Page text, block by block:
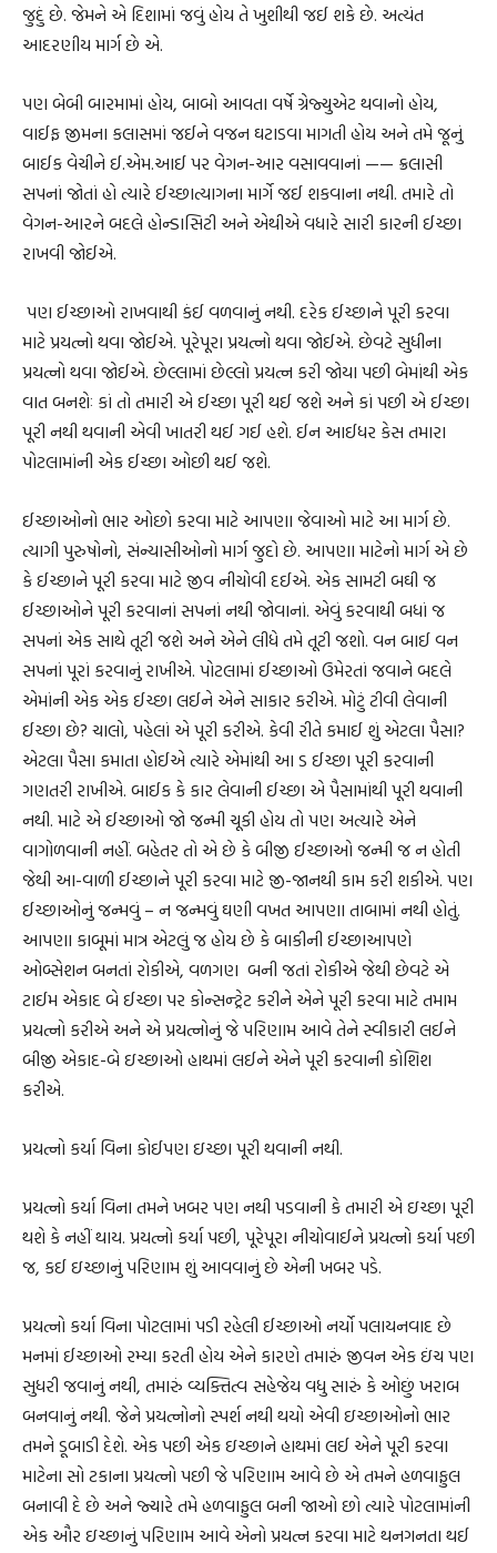
જુદું છે. જેમને એ દિશામાં જવું હોય તે ખુશીથી જઈ શકે છે. અત્યંત
આદરણીય માર્ગ છે એ.
પણ બેબી બારમામાં હોય, બાબો આવતા વર્ષે ગ્રેજ્યુએટ થવાનો હોય,
વાઈફ જીમના કલાસમાં જઈને વજન ઘટાડવા માગતી હોય અને તમે જૂનું
બાઈક વેચીને ઈ.એમ.આઈ પર વેગન-આર વસાવવાનાં —— ક્રલાસી
સપનાં જોતાં હો ત્યારે ઈચ્છાત્યાગના માર્ગે જઈ શકવાના નથી. તમારે તો
વેગન-આરને બદલે હોન્ડાસિટી અને એથીએ વધારે સારી કારની ઈચ્છા
રાખવી જોઈએ.
પણ ઈચ્છાઓ રાખવાથી કંઈ વળવાનું નથી. દરેક ઈચ્છાને પૂરી કરવા
માટે પ્રયત્નો થવા જોઈએ. પૂરેપૂરા પ્રયત્નો થવા જોઈએ. છેવટે સુધીના
પ્રયત્નો થવા જોઈએ. છેલ્લામાં છેલ્લો પ્રયત્ન કરી જોયા પછી બેમાંથી એક
વાત બનશેઃ કાં તો તમારી એ ઈચ્છા પૂરી થઈ જશે અને કાં પછી એ ઈચ્છા
પૂરી નથી થવાની એવી ખાતરી થઈ ગઈ હશે. ઈન આઈધર કેસ તમારા
પોટલામાંની એક ઈચ્છા ઓછી થઈ જશે.
ઈચ્છાઓનો ભાર ઓછો કરવા માટે આપણા જેવાઓ માટે આ માર્ગ છે.
ત્યાગી પુરુષોનો, સંન્યાસીઓનો માર્ગ જુદો છે. આપણા માટેનો માર્ગ એ છે
કે ઈચ્છાને પૂરી કરવા માટે જીવ નીચોવી દઈએ. એક સામટી બઘી જ
ઈચ્છાઓને પૂરી કરવાનાં સપનાં નથી જોવાનાં. એવું કરવાથી બધાં જ
સપનાં એક સાથે તૂટી જશે અને એને લીધે તમે તૂટી જશો. વન બાઈ વન
સપનાં પૂરાં કરવાનું રાખીએ. પોટલામાં ઈચ્છાઓ ઉમેરતાં જવાને બદલે
એમાંની એક એક ઈચ્છા લઈને એને સાકાર કરીએ. મોટું ટીવી લેવાની
ઈચ્છા છે? ચાલો, પહેલાં એ પૂરી કરીએ. કેવી રીતે કમાઈ શું એટલા પૈસા?
એટલા પૈસા કમાતા હોઈએ ત્યારે એમાંથી આ ડ ઈચ્છા પૂરી કરવાની
ગણતરી રાખીએ. બાઈક કે કાર લેવાની ઈચ્છા એ પૈસામાંથી પૂરી થવાની
નથી. માટે એ ઈચ્છાઓ જો જન્મી ચૂકી હોય તો પણ અત્યારે એને
વાગોળવાની નહીં. બહેતર તો એ છે કે બીજી ઈચ્છાઓ જન્મી જ ન હોતી
જેથી આ-વાળી ઈચ્છાને પૂરી કરવા માટે જી-જાનથી કામ કરી શકીએ. પણ
ઈચ્છાઓનું જન્મવું – ન જન્મવું ઘણી વખત આપણા તાબામાં નથી હોતું.
આપણા કાબૂમાં માત્ર એટલું જ હોય છે કે બાકીની ઈચ્છાઆપણે
ઓબ્સેશન બનતાં રોકીએ, વળગણ બની જતાં રોકીએ જેથી છેવટે એ
ટાઈમ એકાદ બે ઈચ્છા પર કોન્સન્ટ્રેટ કરીને એને પૂરી કરવા માટે તમામ
પ્રયત્નો કરીએ અને એ પ્રયત્નોનું જે પરિણામ આવે તેને સ્વીકારી લઈને
બીજી એકાદ-બે ઇચ્છાઓ હાથમાં લઈને એને પૂરી કરવાની કોશિશ
કરીએ.
પ્રયત્નો કર્યા વિના કોઈપણ ઇચ્છા પૂરી થવાની નથી.
પ્રયત્નો કર્યા વિના તમને ખબર પણ નથી પડવાની કે તમારી એ ઇચ્છા પૂરી
થશે કે નહીં થાય. પ્રયત્નો કર્યા પછી, પૂરેપૂરા નીચોવાઈને પ્રયત્નો કર્યા પછી
જ, કઈ ઇચ્છાનું પરિણામ શું આવવાનું છે એની ખબર પડે.
પ્રયત્નો કર્યા વિના પોટલામાં પડી રહેલી ઈચ્છાઓ નર્યો પલાયનવાદ છે
મનમાં ઈચ્છાઓ રમ્યા કરતી હોય એને કારણે તમારું જીવન એક ઇંચ પણ
સુધરી જવાનું નથી, તમારું વ્યક્તિત્વ સહેજેય વધુ સારું કે ઓછું ખરાબ
બનવાનું નથી. જેને પ્રયત્નોનો સ્પર્શ નથી થયો એવી ઇચ્છાઓનો ભાર
તમને ડૂબાડી દેશે. એક પછી એક ઇચ્છાને હાથમાં લઈ એને પૂરી કરવા
માટેના સો ટકાના પ્રયત્નો પછી જે પરિણામ આવે છે એ તમને હળવાફુલ
બનાવી દે છે અને જ્યારે તમે હળવાફુલ બની જાઓ છો ત્યારે પોટલામાંની
એક ઔર ઇચ્છાનું પરિણામ આવે એનો પ્રયત્ન કરવા માટે થનગનતા થઈ